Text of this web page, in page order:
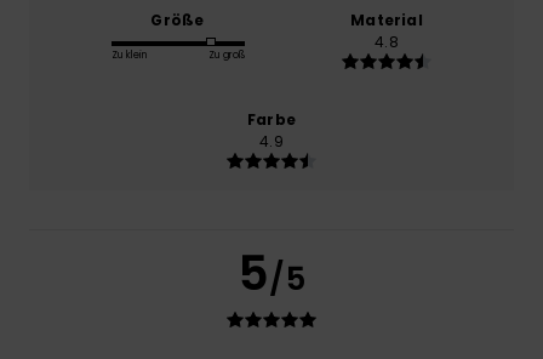
Größe
Zu klein Zu groß
Material
4.8
Farbe
4.9
5/5